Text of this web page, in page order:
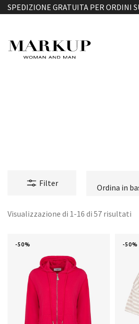
SPEDIZIONE GRATUITA PER ORDINI
Filter
Visualizzazione di 1-16 di 57 risultati
-50% -50%